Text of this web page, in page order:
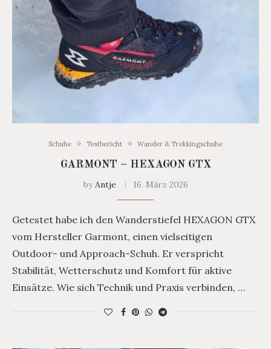
Schuhe Testbericht Wander & Trekkingschuhe
GARMONT – HEXAGON GTX
byAntje 16. März 2026
Getestet habe ich den Wanderstiefel HEXAGON GTX
vom Hersteller Garmont, einen vielseitigen
Outdoor- und Approach-Schuh. Er verspricht
Stabilität, Wetterschutz und Komfort für aktive
Einsätze. Wie sich Technik und Praxis verbinden, …